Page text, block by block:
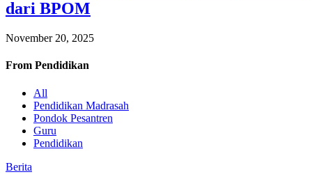
dari BPOM
November 20, 2025
From Pendidikan
All
Pendidikan Madrasah
Pondok Pesantren
Guru
Pendidikan
Berita